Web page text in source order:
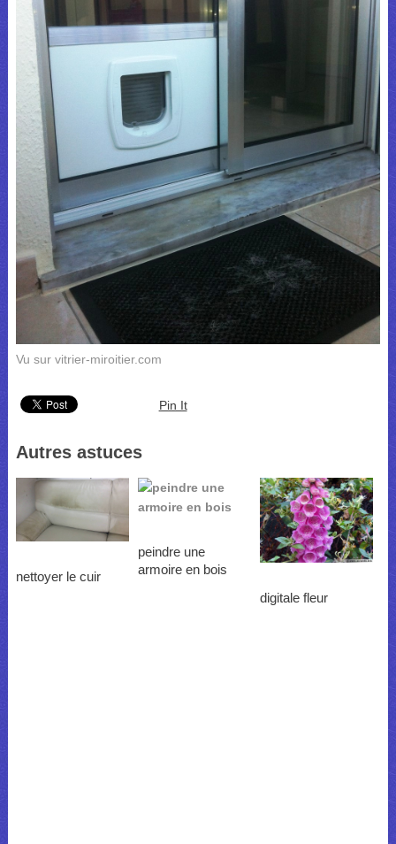
Vu sur vitrier-miroitier.com
Pin It
Autres astuces
nettoyer le cuir
peindre une
armoire en bois
digitale fleur